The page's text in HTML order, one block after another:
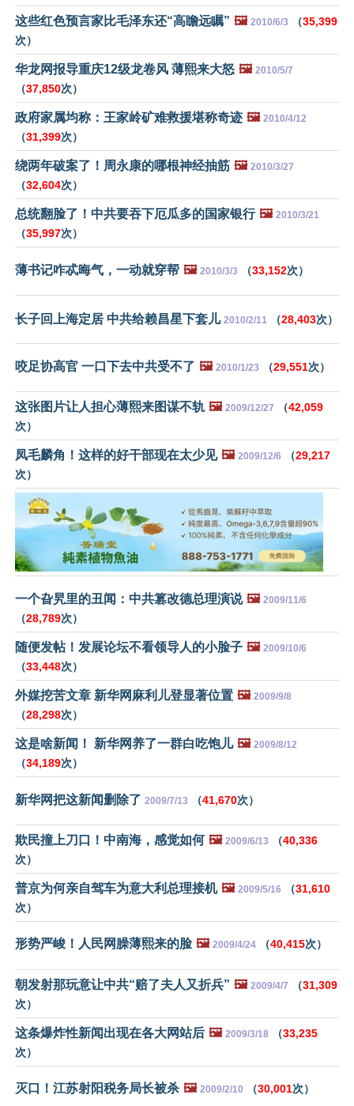
这些红色预言家比毛泽东还“高瞻远瞩” 🖼️ 2010/6/3 （35,399
次）
华龙网报导重庆12级龙卷风 薄熙来大怒 🖼️ 2010/5/7
（37,850次）
政府家属均称：王家岭矿难救援堪称奇迹 🖼️ 2010/4/12
（31,399次）
绕两年破案了！周永康的哪根神经抽筋 🖼️ 2010/3/27
（32,604次）
总统翻脸了！中共要吞下厄瓜多的国家银行 🖼️ 2010/3/21
（35,997次）
薄书记咋忒晦气，一动就穿帮 🖼️ 2010/3/3 （33,152次）
长子回上海定居 中共给赖昌星下套儿 2010/2/11 （28,403次）
咬足协高官 一口下去中共受不了 🖼️ 2010/1/23 （29,551次）
这张图片让人担心薄熙来图谋不轨 🖼️ 2009/12/27 （42,059
次）
凤毛麟角！这样的好干部现在太少见 🖼️ 2009/12/6 （29,217
次）
一个旮旯里的丑闻：中共篡改德总理演说 🖼️ 2009/11/6
（28,789次）
随便发帖！发展论坛不看领导人的小脸子 🖼️ 2009/10/6
（33,448次）
外媒挖苦文章 新华网麻利儿登显著位置 🖼️ 2009/9/8
（28,298次）
这是啥新闻！ 新华网养了一群白吃饱儿 🖼️ 2009/8/12
（34,189次）
新华网把这新闻删除了 2009/7/13 （41,670次）
欺民撞上刀口！中南海，感觉如何 🖼️ 2009/6/13 （40,336
次）
普京为何亲自驾车为意大利总理接机 🖼️ 2009/5/16 （31,610
次）
形势严峻！人民网臊薄熙来的脸 🖼️ 2009/4/24 （40,415次）
朝发射那玩意让中共“赔了夫人又折兵” 🖼️ 2009/4/7 （31,309
次）
这条爆炸性新闻出现在各大网站后 🖼️ 2009/3/18 （33,235
次）
灭口！江苏射阳税务局长被杀 🖼️ 2009/2/10 （30,001次）